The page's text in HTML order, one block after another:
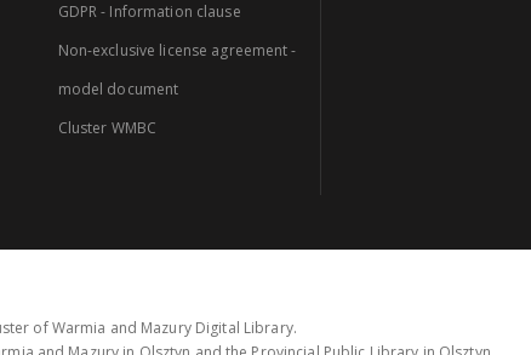
GDPR - Information clause
Non-exclusive license agreement -
model document
Cluster WMBC
of Warmia and Mazury Digital Library.